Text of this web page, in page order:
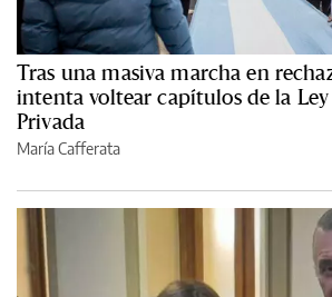
Tras una masiva marcha en
intenta voltear capítulos de la
Privada
María Cafferata